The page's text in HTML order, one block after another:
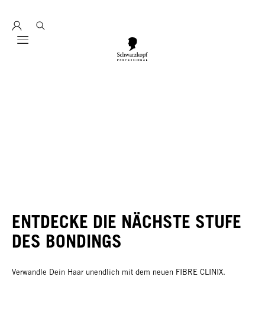
Mobile navigation
ENTDECKE DIE NÄCHSTE STUFE
DES BONDINGS
Verwandle Dein Haar unendlich mit dem neuen FIBRE CLINIX.